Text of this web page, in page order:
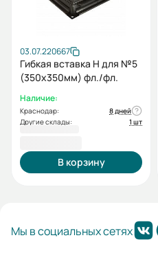
03.07.220667
Гибкая вставка Н для №5
(350х350мм) фл./фл.
Наличие:
Краснодар:
8 дней
Другие склады:
1 шт
В корзину
Мы в социальных сетях